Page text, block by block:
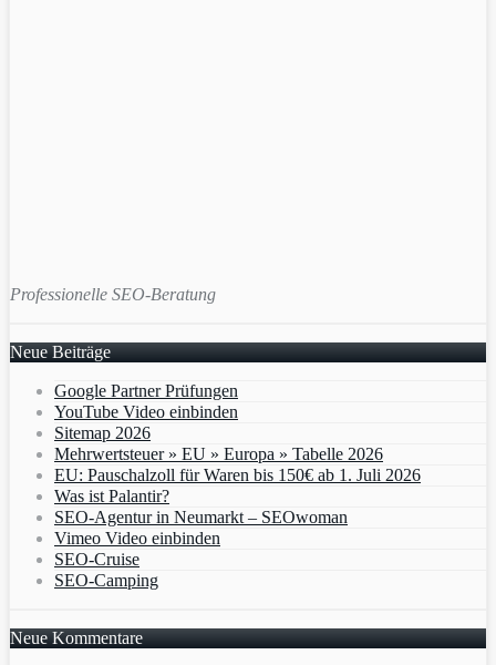
Professionelle SEO-Beratung
Neue Beiträge
Google Partner Prüfungen
YouTube Video einbinden
Sitemap 2026
Mehrwertsteuer » EU » Europa » Tabelle 2026
EU: Pauschalzoll für Waren bis 150€ ab 1. Juli 2026
Was ist Palantir?
SEO-Agentur in Neumarkt – SEOwoman
Vimeo Video einbinden
SEO-Cruise
SEO-Camping
Neue Kommentare